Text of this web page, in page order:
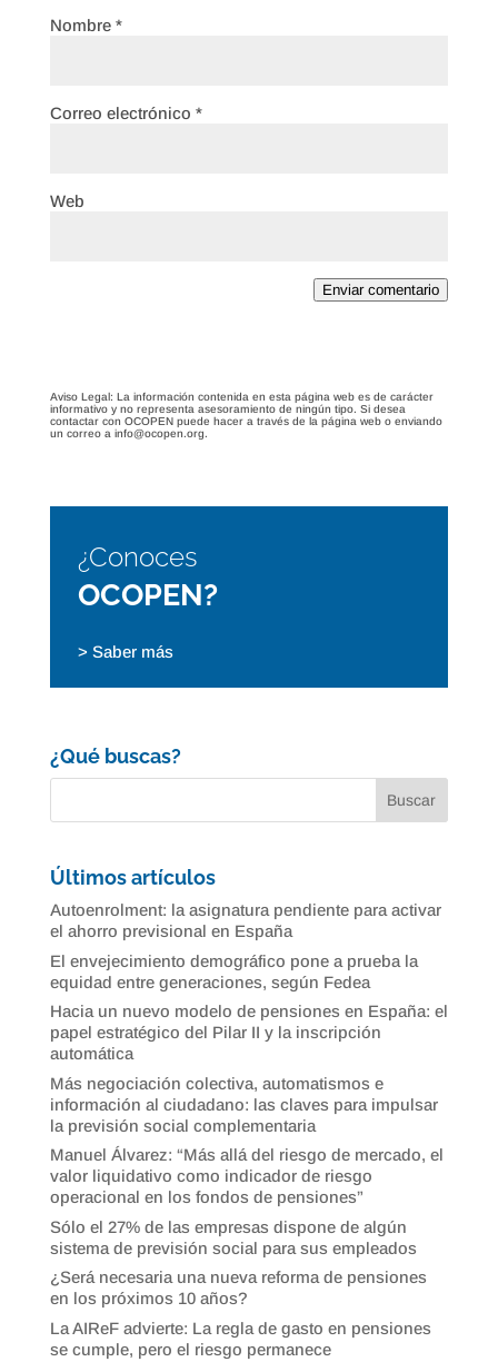
Nombre *
Correo electrónico *
Web
Enviar comentario
Aviso Legal: La información contenida en esta página web es de carácter
informativo y no representa asesoramiento de ningún tipo. Si desea
contactar con OCOPEN puede hacer a través de la página web o enviando
un correo a info@ocopen.org.
¿Conoces
OCOPEN?
> Saber más
¿Qué buscas?
Últimos artículos
Autoenrolment: la asignatura pendiente para activar
el ahorro previsional en España
El envejecimiento demográfico pone a prueba la
equidad entre generaciones, según Fedea
Hacia un nuevo modelo de pensiones en España: el
papel estratégico del Pilar II y la inscripción
automática
Más negociación colectiva, automatismos e
información al ciudadano: las claves para impulsar
la previsión social complementaria
Manuel Álvarez: “Más allá del riesgo de mercado, el
valor liquidativo como indicador de riesgo
operacional en los fondos de pensiones”
Sólo el 27% de las empresas dispone de algún
sistema de previsión social para sus empleados
¿Será necesaria una nueva reforma de pensiones
en los próximos 10 años?
La AIReF advierte: La regla de gasto en pensiones
se cumple, pero el riesgo permanece